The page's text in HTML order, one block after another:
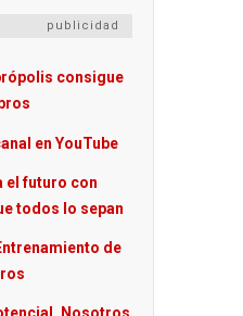
publicidad